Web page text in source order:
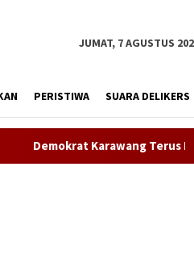
JUMAT, 7 AGUSTUS
PERISTIWA SUARA DELIKERS
Terus Bergerak Bersihkan